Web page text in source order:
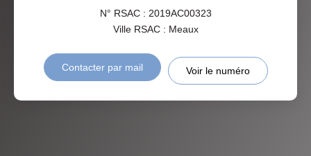
N° RSAC : 2019AC00323
Ville RSAC : Meaux
Contacter par mail Voir le numéro